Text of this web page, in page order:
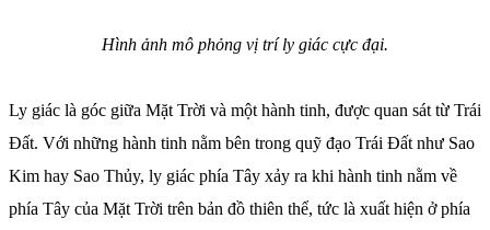
Hình ảnh mô phỏng vị trí ly giác cực đại.
Ly giác là góc giữa Mặt Trời và một hành tinh, được quan sát từ Trái
Đất. Với những hành tinh nằm bên trong quỹ đạo Trái Đất như Sao
Kim hay Sao Thủy, ly giác phía Tây xảy ra khi hành tinh nằm về
phía Tây của Mặt Trời trên bản đồ thiên thể, tức là xuất hiện ở phía